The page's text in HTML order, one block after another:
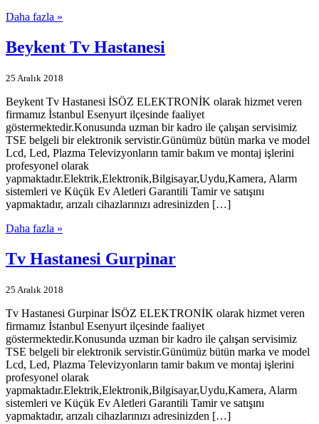
Daha fazla »
Beykent Tv Hastanesi
25 Aralık 2018
Beykent Tv Hastanesi İSÖZ ELEKTRONİK olarak hizmet veren
firmamız İstanbul Esenyurt ilçesinde faaliyet
göstermektedir.Konusunda uzman bir kadro ile çalışan servisimiz
TSE belgeli bir elektronik servistir.Günümüz bütün marka ve model
Lcd, Led, Plazma Televizyonların tamir bakım ve montaj işlerini
profesyonel olarak
yapmaktadır.Elektrik,Elektronik,Bilgisayar,Uydu,Kamera, Alarm
sistemleri ve Küçük Ev Aletleri Garantili Tamir ve satışını
yapmaktadır, arızalı cihazlarınızı adresinizden […]
Daha fazla »
Tv Hastanesi Gurpinar
25 Aralık 2018
Tv Hastanesi Gurpinar İSÖZ ELEKTRONİK olarak hizmet veren
firmamız İstanbul Esenyurt ilçesinde faaliyet
göstermektedir.Konusunda uzman bir kadro ile çalışan servisimiz
TSE belgeli bir elektronik servistir.Günümüz bütün marka ve model
Lcd, Led, Plazma Televizyonların tamir bakım ve montaj işlerini
profesyonel olarak
yapmaktadır.Elektrik,Elektronik,Bilgisayar,Uydu,Kamera, Alarm
sistemleri ve Küçük Ev Aletleri Garantili Tamir ve satışını
yapmaktadır, arızalı cihazlarınızı adresinizden […]